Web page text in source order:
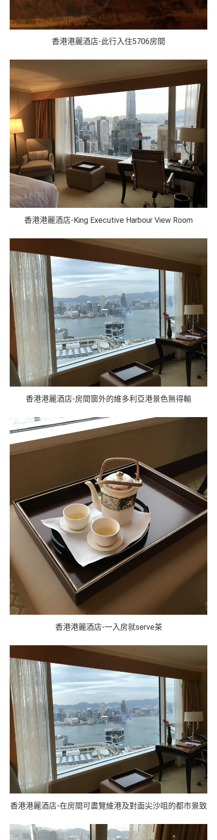
香港港麗酒店-此行入住5706房間
香港港麗酒店-King Executive Harbour View Room
香港港麗酒店-房間窗外的維多利亞港景色無得輸
香港港麗酒店-一入房就serve茶
香港港麗酒店-在房間可盡覽維港及對面尖沙咀的都市景致